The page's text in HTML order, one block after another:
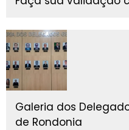
Galeria dos
de Rondonia